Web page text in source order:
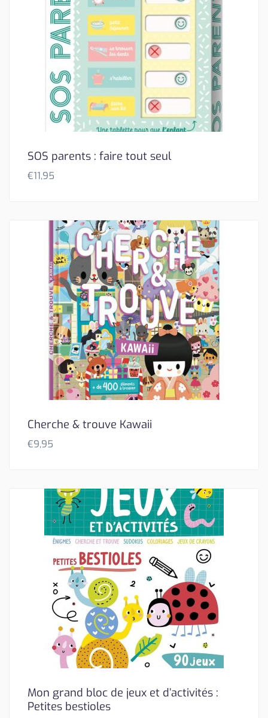
SOS parents : faire tout seul
€11,95
Cherche & trouve Kawaii
€9,95
Mon grand bloc de jeux et d’activités :
Petites bestioles